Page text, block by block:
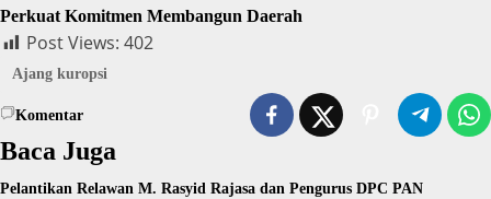
Perkuat Komitmen Membangun Daerah
Post Views: 402
Ajang kuropsi
Komentar
Baca Juga
Pelantikan Relawan M. Rasyid Rajasa dan Pengurus DPC PAN